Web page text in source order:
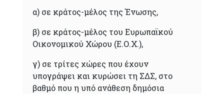
α) σε κράτος-μέλος της Ένωσης,
β) σε κράτος-μέλος του Ευρωπαϊκού
Οικονομικού Χώρου (Ε.Ο.Χ.),
γ) σε τρίτες χώρες που έχουν
υπογράψει και κυρώσει τη ΣΔΣ, στο
βαθμό που η υπό ανάθεση δημόσια